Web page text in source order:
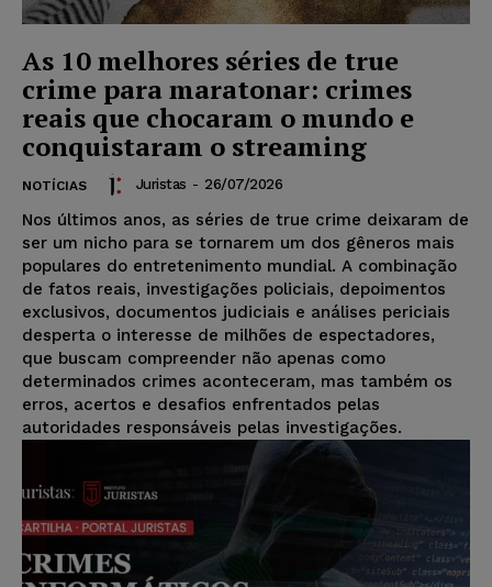
As 10 melhores séries de true
crime para maratonar: crimes
reais que chocaram o mundo e
conquistaram o streaming
NOTÍCIAS Juristas - 26/07/2026
Nos últimos anos, as séries de true crime deixaram de
ser um nicho para se tornarem um dos gêneros mais
populares do entretenimento mundial. A combinação
de fatos reais, investigações policiais, depoimentos
exclusivos, documentos judiciais e análises periciais
desperta o interesse de milhões de espectadores,
que buscam compreender não apenas como
determinados crimes aconteceram, mas também os
erros, acertos e desafios enfrentados pelas
autoridades responsáveis pelas investigações.